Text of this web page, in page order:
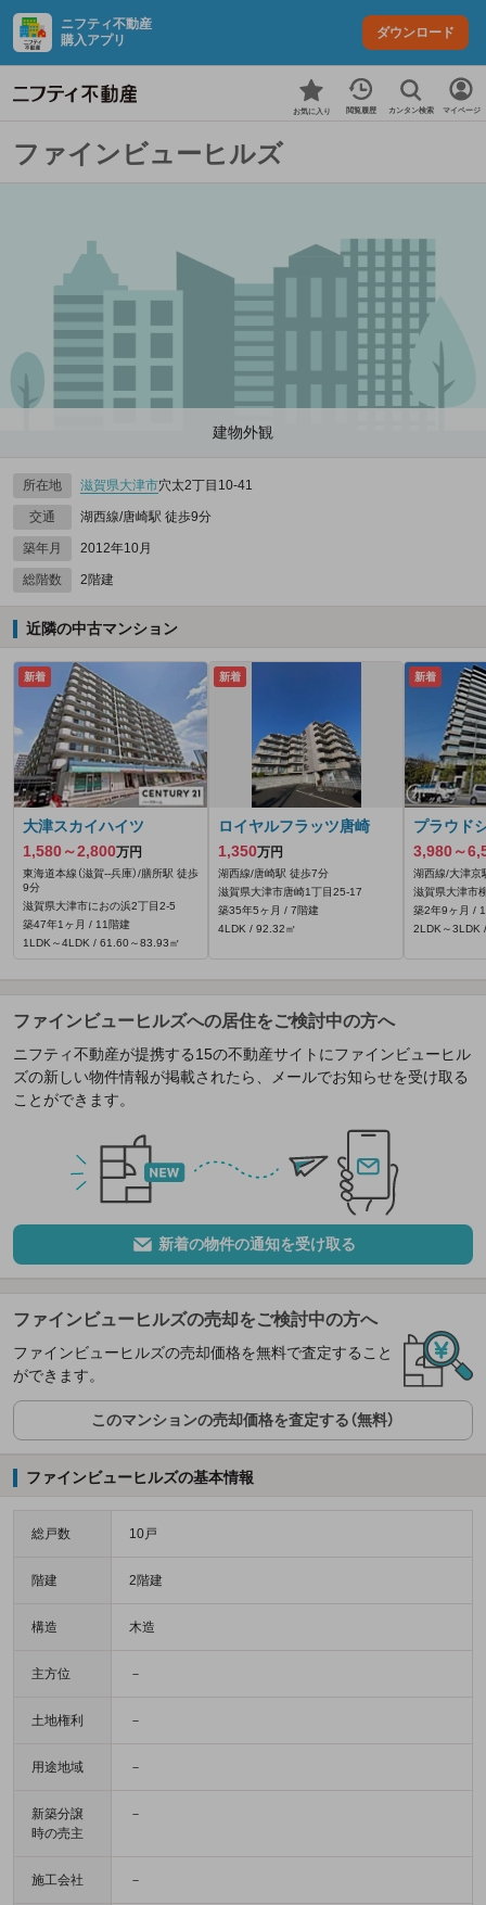
ニフティ不動産
購入アプリ
ダウンロード
お気に入り 閲覧履歴 カンタン検索 マイページ
ファインビューヒルズ
建物外観
所在地 滋賀県大津市穴太2丁目10-41
交通 湖西線/唐崎駅 徒歩9分
築年月 2012年10月
総階数 2階建
近隣の中古マンション
新着
大津スカイハイツ
1,580～2,800万円
東海道本線（滋賀--兵庫）/膳所駅 徒歩
9分
滋賀県大津市におの浜2丁目2-5
築47年1ヶ月 / 11階建
1LDK～4LDK / 61.60～83.93㎡
新着
ロイヤルフラッツ唐崎
1,350万円
湖西線/唐崎駅 徒歩7分
滋賀県大津市唐崎1丁目25-17
築35年5ヶ月 / 7階建
4LDK / 92.32㎡
新着
プラウド
3,980～
湖西線/大津京
滋賀県大津市
築2年9ヶ月 /
2LDK～3LDK
ファインビューヒルズへの居住をご検討中の方へ
ニフティ不動産が提携する15の不動産サイトにファインビューヒル
ズの新しい物件情報が掲載されたら、メールでお知らせを受け取る
ことができます。
新着の物件の通知を受け取る
ファインビューヒルズの売却をご検討中の方へ
ファインビューヒルズの売却価格を無料で査定すること
ができます。
このマンションの売却価格を査定する（無料）
ファインビューヒルズの基本情報
総戸数 10戸
階建 2階建
構造 木造
主方位 －
土地権利 －
用途地域 －
新築分譲
時の売主
－
施工会社 －